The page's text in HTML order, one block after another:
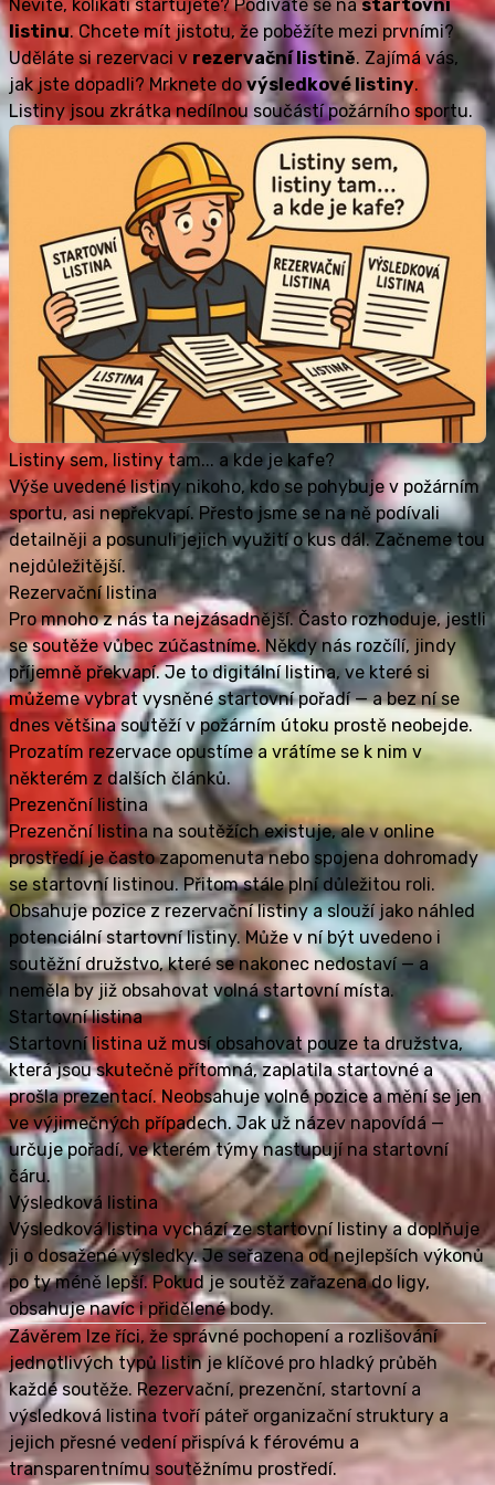
Nevíte, kolikátí startujete? Podíváte se na startovní
listinu. Chcete mít jistotu, že poběžíte mezi prvními?
Uděláte si rezervaci v rezervační listině. Zajímá vás,
jak jste dopadli? Mrknete do výsledkové listiny.
Listiny jsou zkrátka nedílnou součástí požárního sportu.
Listiny sem, listiny tam... a kde je kafe?
Výše uvedené listiny nikoho, kdo se pohybuje v požárním
sportu, asi nepřekvapí. Přesto jsme se na ně podívali
detailněji a posunuli jejich využití o kus dál. Začneme tou
nejdůležitější.
Rezervační listina
Pro mnoho z nás ta nejzásadnější. Často rozhoduje, jestli
se soutěže vůbec zúčastníme. Někdy nás rozčílí, jindy
příjemně překvapí. Je to digitální listina, ve které si
můžeme vybrat vysněné startovní pořadí — a bez ní se
dnes většina soutěží v požárním útoku prostě neobejde.
Prozatím rezervace opustíme a vrátíme se k nim v
některém z dalších článků.
Prezenční listina
Prezenční listina na soutěžích existuje, ale v online
prostředí je často zapomenuta nebo spojena dohromady
se startovní listinou. Přitom stále plní důležitou roli.
Obsahuje pozice z rezervační listiny a slouží jako náhled
potenciální startovní listiny. Může v ní být uvedeno i
soutěžní družstvo, které se nakonec nedostaví — a
neměla by již obsahovat volná startovní místa.
Startovní listina
Startovní listina už musí obsahovat pouze ta družstva,
která jsou skutečně přítomná, zaplatila startovné a
prošla prezentací. Neobsahuje volné pozice a mění se jen
ve výjimečných případech. Jak už název napovídá —
určuje pořadí, ve kterém týmy nastupují na startovní
čáru.
Výsledková listina
Výsledková listina vychází ze startovní listiny a doplňuje
ji o dosažené výsledky. Je seřazena od nejlepších výkonů
po ty méně lepší. Pokud je soutěž zařazena do ligy,
obsahuje navíc i přidělené body.
Závěrem lze říci, že správné pochopení a rozlišování
jednotlivých typů listin je klíčové pro hladký průběh
každé soutěže. Rezervační, prezenční, startovní a
výsledková listina tvoří páteř organizační struktury a
jejich přesné vedení přispívá k férovému a
transparentnímu soutěžnímu prostředí.